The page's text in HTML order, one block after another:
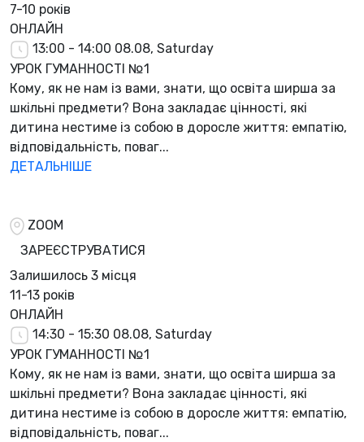
7-10 років
ОНЛАЙН
13:00 - 14:00 08.08, Saturday
УРОК ГУМАННОСТІ №1
Кому, як не нам із вами, знати, що освіта ширша за
шкільні предмети? Вона закладає цінності, які
дитина нестиме із собою в доросле життя: емпатію,
відповідальність, поваг...
ДЕТАЛЬНІШЕ
ZOOM
ЗАРЕЄСТРУВАТИСЯ
Залишилось 3 місця
11-13 років
ОНЛАЙН
14:30 - 15:30 08.08, Saturday
УРОК ГУМАННОСТІ №1
Кому, як не нам із вами, знати, що освіта ширша за
шкільні предмети? Вона закладає цінності, які
дитина нестиме із собою в доросле життя: емпатію,
відповідальність, поваг...